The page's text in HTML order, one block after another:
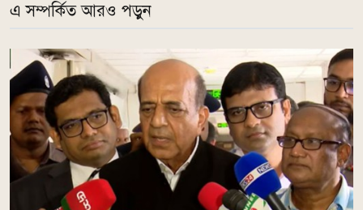
এ সম্পর্কিত আরও পড়ুন